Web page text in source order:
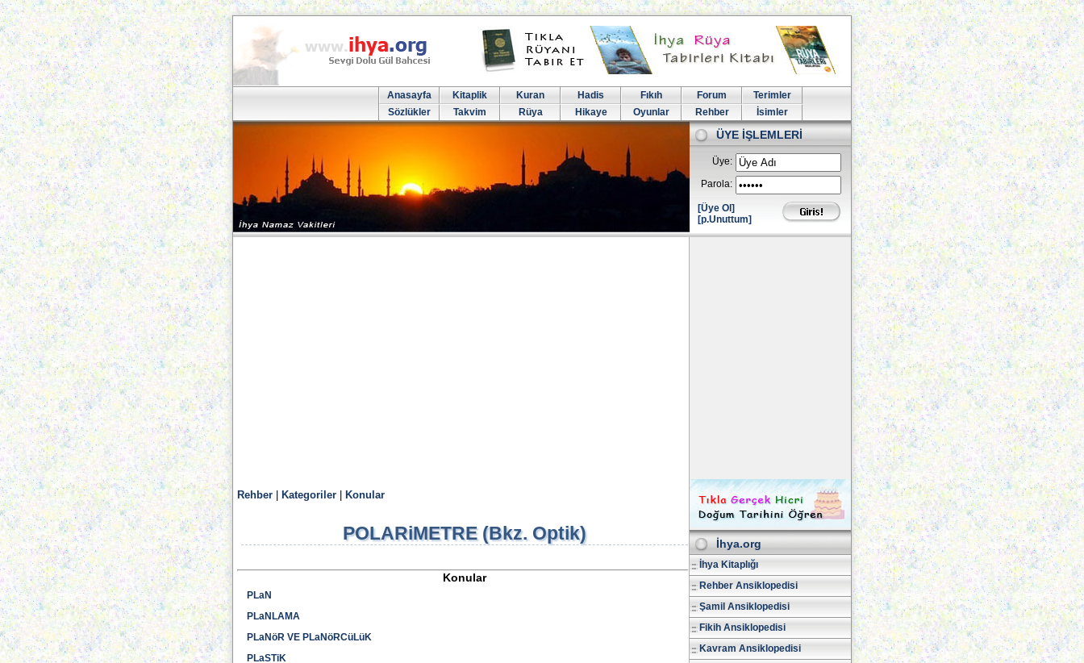
Anasayfa Kitaplik Kuran Hadis Fıkıh Forum
Terimler
Sözlükler
Takvim Rüya Hikaye Oyunlar Rehber İsimler
ÜYE İŞLEMLERİ
Üye:
Parola:
[Üye Ol]
[p.Unuttum]
Rehber Kategoriler Konular
POLARiMETRE (Bkz. Optik)
Konular
PLaN
PLaNLAMA
PLaNöR VE PLaNöRCüLüK
PLaSTiK
İhya.org
İhya Kitaplığı
Rehber Ansiklopedisi
Şamil Ansiklopedisi
Fikih Ansiklopedisi
Kavram Ansiklopedisi